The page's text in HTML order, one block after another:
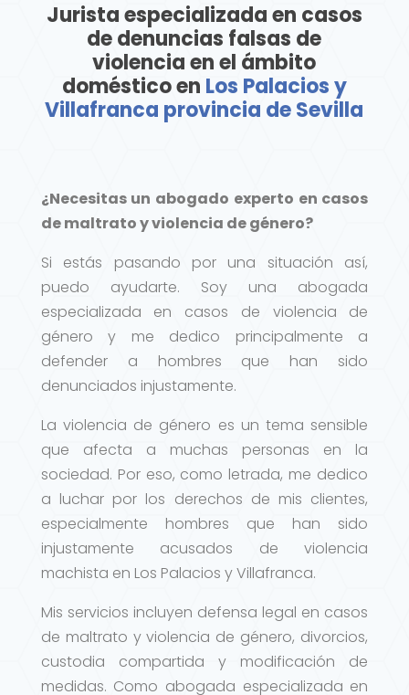
Jurista especializada en casos
de denuncias falsas de
violencia en el ámbito
doméstico en Los Palacios y
Villafranca provincia de Sevilla
¿Necesitas un abogado experto en casos
de maltrato y violencia de género?
Si estás pasando por una situación así,
puedo ayudarte. Soy una abogada
especializada en casos de violencia de
género y me dedico principalmente a
defender a hombres que han sido
denunciados injustamente.
La violencia de género es un tema sensible
que afecta a muchas personas en la
sociedad. Por eso, como letrada, me dedico
a luchar por los derechos de mis clientes,
especialmente hombres que han sido
injustamente acusados de violencia
machista en Los Palacios y Villafranca.
Mis servicios incluyen defensa legal en casos
de maltrato y violencia de género, divorcios,
custodia compartida y modificación de
medidas. Como abogada especializada en